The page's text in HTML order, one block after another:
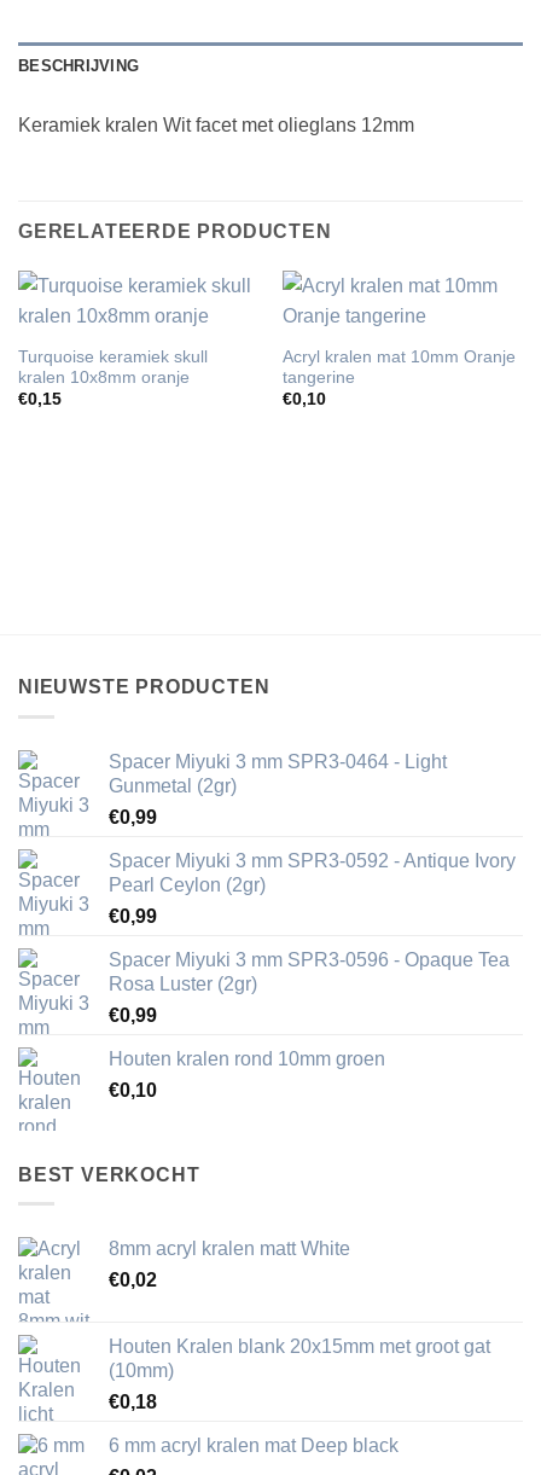
BESCHRIJVING
Keramiek kralen Wit facet met olieglans 12mm
GERELATEERDE PRODUCTEN
Turquoise keramiek skull
kralen 10x8mm oranje
€0,15
Acryl kralen mat 10mm Oranje
tangerine
€0,10
NIEUWSTE PRODUCTEN
Spacer Miyuki 3 mm SPR3-0464 - Light
Gunmetal (2gr)
€0,99
Spacer Miyuki 3 mm SPR3-0592 - Antique Ivory
Pearl Ceylon (2gr)
€0,99
Spacer Miyuki 3 mm SPR3-0596 - Opaque Tea
Rosa Luster (2gr)
€0,99
Houten kralen rond 10mm groen
€0,10
BEST VERKOCHT
8mm acryl kralen matt White
€0,02
Houten Kralen blank 20x15mm met groot gat
(10mm)
€0,18
6 mm acryl kralen mat Deep black